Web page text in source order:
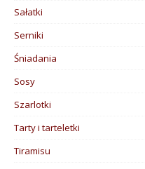
Sałatki
Serniki
Śniadania
Sosy
Szarlotki
Tarty i tarteletki
Tiramisu